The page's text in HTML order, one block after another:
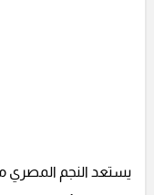
يستعد النجم